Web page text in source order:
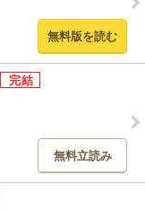
無料版を読む
無料立読み